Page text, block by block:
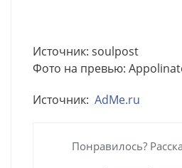
Источник: soulpost
Фото на превью:
Источник: AdMe.ru
Понравилось?